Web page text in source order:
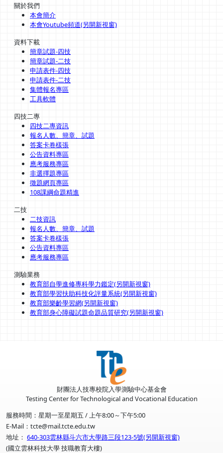
關於我們
本會簡介
本會Youtube頻道(另開新視窗)
資料下載
簡章試題-四技
簡章試題-二技
申請表件-四技
申請表件-二技
集體報名專區
工具軟體
四技二專
四技二專資訊
報名人數、簡章、試題
答案卡卷樣張
公告資料專區
應考服務專區
非選擇題專區
徵題網頁專區
108課綱命題精進
二技
二技資訊
報名人數、簡章、試題
答案卡卷樣張
公告資料專區
應考服務專區
測驗業務
教育部自學進修專科學力鑑定(另開新視窗)
教育部學習扶助科技化評量系統(另開新視窗)
教育部樂齡學習網(另開新視窗)
教育部身心障礙試題命題品質研究(另開新視窗)
財團法人技專校院入學測驗中心基金會
Testing Center for Technological and Vocational Education
服務時間：星期一至星期五 / 上午8:00～下午5:00
E-Mail：tcte@mail.tcte.edu.tw
地址： 640-303雲林縣斗六市大學路三段123-5號(另開新視窗)
(國立雲林科技大學 技職教育大樓)